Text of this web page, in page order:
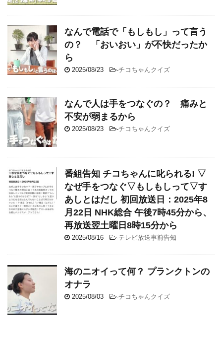
なんで電話で「もしもし」って言う
の？ 「おいおい」が不快だったか
ら
2025/08/23 -チコちゃんクイズ
なんで人は手をつなぐの？ 痛みと
不安が弱まるから
2025/08/23 -チコちゃんクイズ
番組告知 チコちゃんに叱られる! ▽
なぜ手をつなぐ▽もしもしって▽す
あしとはだし 初回放送日：2025年8
月22日 NHK総合 午後7時45分から、
再放送翌土曜日8時15分から
2025/08/16 -テレビ放送事前告知
海のニオイって何？ プランクトンの
オナラ
2025/08/03 -チコちゃんクイズ